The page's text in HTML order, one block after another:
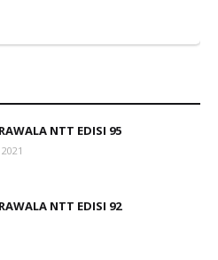
NTT EDISI 95
NTT EDISI 92